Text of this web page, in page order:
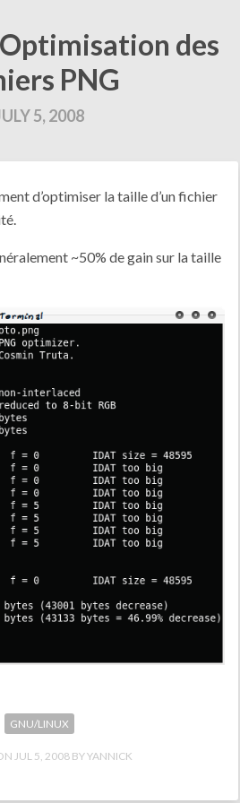
des
PNG
5, 2008
d’optimiser la taille d’un fichier
~50% de gain sur la taille
GNU/LINUX
JUL 5, 2008 YANNICK